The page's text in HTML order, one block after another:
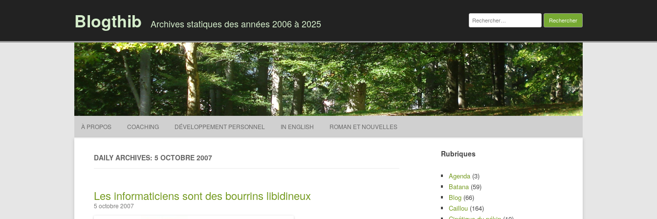
Blogthib Archives statiques des années 2006 à 2025
Rechercher :
À PROPOS COACHING DÉVELOPPEMENT PERSONNEL IN ENGLISH ROMAN ET NOUVELLES
DAILY ARCHIVES: 5 OCTOBRE 2007
Les informaticiens sont des bourrins libidineux
5 octobre 2007
Rubriques
Agenda (3)
Batana (59)
Blog (66)
Caillou (164)